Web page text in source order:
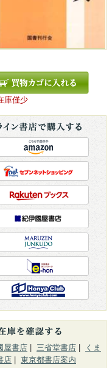
庫僅少
屋書店 三省堂書店
くま
店
東京都書店案内